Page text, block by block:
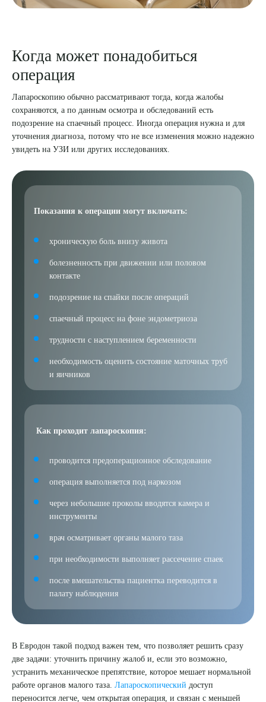
Когда может понадобиться
операция
Лапароскопию обычно рассматривают тогда, когда жалобы
сохраняются, а по данным осмотра и обследований есть
подозрение на спаечный процесс. Иногда операция нужна и для
уточнения диагноза, потому что не все изменения можно надежно
увидеть на УЗИ или других исследованиях.
Показания к операции могут включать:
хроническую боль внизу живота
болезненность при движении или половом
контакте
подозрение на спайки после операций
спаечный процесс на фоне эндометриоза
трудности с наступлением беременности
необходимость оценить состояние маточных труб
и яичников
Как проходит лапароскопия:
проводится предоперационное обследование
операция выполняется под наркозом
через небольшие проколы вводятся камера и
инструменты
врач осматривает органы малого таза
при необходимости выполняет рассечение спаек
после вмешательства пациентка переводится в
палату наблюдения
В Евродон такой подход важен тем, что позволяет решить сразу
две задачи: уточнить причину жалоб и, если это возможно,
устранить механическое препятствие, которое мешает нормальной
работе органов малого таза. Лапароскопический доступ
переносится легче, чем открытая операция, и связан с меньшей